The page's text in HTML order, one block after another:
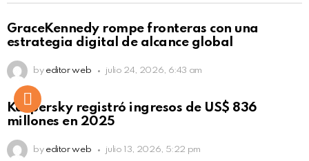
GraceKennedy rompe fronteras con una
estrategia digital de alcance global
by editor web julio 24, 2026, 6:43 am
Kaspersky registró ingresos de US$ 836
millones en 2025
by editor web julio 13, 2026, 5:22 pm